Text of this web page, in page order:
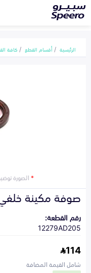
الرئيسية أقسام القطع كافة
*الصورة
صوفة مكينة خلفي
رقم القطعة:
12279AD205
114
شامل القيمة المضافة